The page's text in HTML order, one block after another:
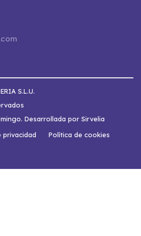
S.L.U.
Desarrollada por Sirvelia
privacidad
Política de cookies